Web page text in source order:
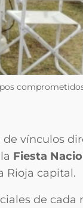
vínculos
Fiesta
Rioja capital.
de cada